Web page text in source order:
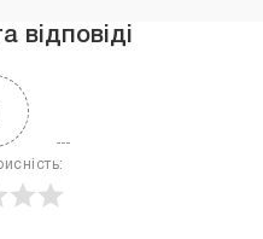
відповіді